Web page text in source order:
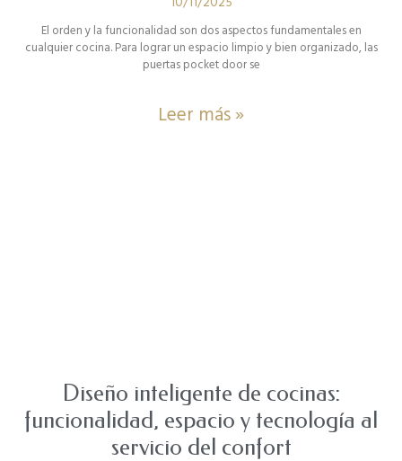
El orden y la funcionalidad son dos aspectos fundamentales en
cualquier cocina. Para lograr un espacio limpio y bien organizado, las
puertas pocket door se
Leer más »
Diseño inteligente de cocinas:
funcionalidad, espacio y tecnología al
servicio del confort